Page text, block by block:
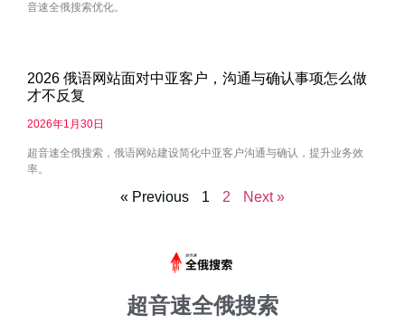
音速全俄搜索优化。
2026 俄语网站面对中亚客户，沟通与确认事项怎么做
才不反复
2026年1月30日
超音速全俄搜索，俄语网站建设简化中亚客户沟通与确认，提升业务效
率。
« Previous 1 2 Next »
超音速全俄搜索